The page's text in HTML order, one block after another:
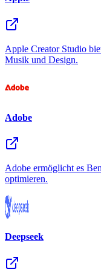
Apple Creator Studio
Musik und Design.
Adobe
Adobe ermöglicht es
optimieren.
Deepseek